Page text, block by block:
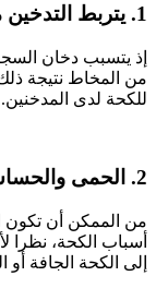
1. يتربط التدخين مع الكحة الصدرية:
إذ يتسبب دخان
من المخاط نتيجة
للكحة لدى المدخنين.
2. الحمى والحساسية:
من الممكن أن تكون
أسباب الكحة، نظرا
إلى الكحة الجافة